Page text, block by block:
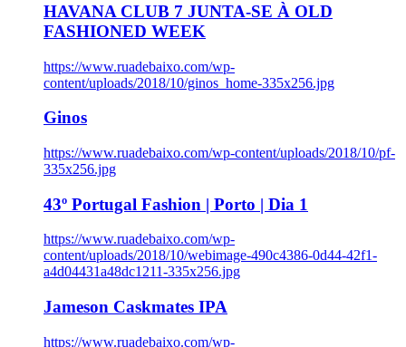
HAVANA CLUB 7 JUNTA-SE À OLD
FASHIONED WEEK
https://www.ruadebaixo.com/wp-
content/uploads/2018/10/ginos_home-335x256.jpg
Ginos
https://www.ruadebaixo.com/wp-content/uploads/2018/10/pf-
335x256.jpg
43º Portugal Fashion | Porto | Dia 1
https://www.ruadebaixo.com/wp-
content/uploads/2018/10/webimage-490c4386-0d44-42f1-
a4d04431a48dc1211-335x256.jpg
Jameson Caskmates IPA
https://www.ruadebaixo.com/wp-